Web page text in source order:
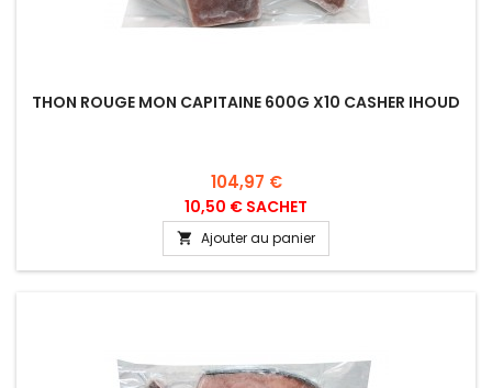
THON ROUGE MON CAPITAINE 600G X10 CASHER IHOUD
Prix
104,97 €
10,50 € SACHET
 Ajouter au panier